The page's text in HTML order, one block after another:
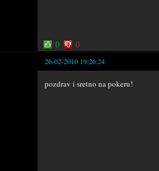
0 0
26-02-2010 19:26:24
pozdrav i sretno na pokeru!